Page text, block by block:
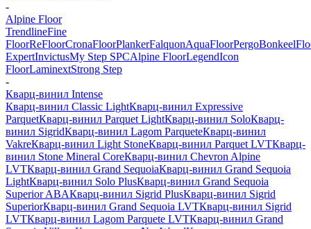
-
Alpine Floor
TrendlineFine
FloorReFloorCronaFloorPlankerFalquonAquaFloorPergoBonkeel
ExpertInvictusMy Step SPCAlpine FloorLegendIcon
FloorLaminextStrong Step
-
Кварц-винил Intense
Кварц-винил Classic LightКварц-винил Expressive
ParquetКварц-винил Parquet LightКварц-винил SoloКварц-
винил SigridКварц-винил Lagom ParqueteКварц-винил
VakreКварц-винил Light StoneКварц-винил Parquet LVTКварц-
винил Stone Mineral CoreКварц-винил Chevron Alpine
LVTКварц-винил Grand SequoiaКварц-винил Grand Sequoia
LightКварц-винил Solo PlusКварц-винил Grand Sequoia
Superior ABAКварц-винил Sigrid PlusКварц-винил Sigrid
SuperiorКварц-винил Grand Sequoia LVTКварц-винил Sigrid
LVTКварц-винил Lagom Parquete LVTКварц-винил Grand